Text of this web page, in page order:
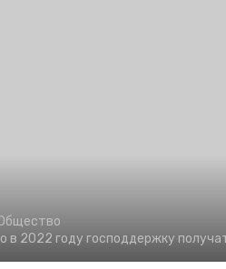
в 2022 году господдержку